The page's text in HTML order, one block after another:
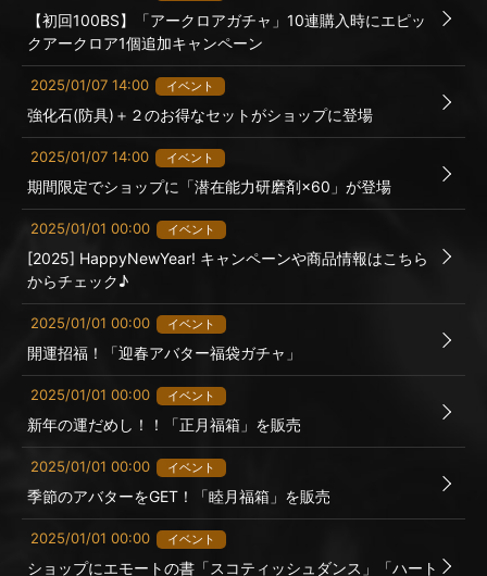
【初回100BS】「アークロアガチャ」10連購入時にエピッ
クアークロア1個追加キャンペーン
2025/01/07 14:00 イベント
強化石(防具)＋２のお得なセットがショップに登場
2025/01/07 14:00 イベント
期間限定でショップに「潜在能力研磨剤×60」が登場
2025/01/01 00:00 イベント
[2025] HappyNewYear! キャンペーンや商品情報はこちら
からチェック♪
2025/01/01 00:00 イベント
開運招福！「迎春アバター福袋ガチャ」
2025/01/01 00:00 イベント
新年の運だめし！！「正月福箱」を販売
2025/01/01 00:00 イベント
季節のアバターをGET！「睦月福箱」を販売
2025/01/01 00:00 イベント
ショップにエモートの書「スコティッシュダンス」「ハート